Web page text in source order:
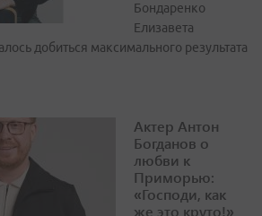
Бондаренко
Елизавета
добиться максимального результата
Актер Антон
Богданов о
любви к
Приморью:
«Господи, как
же это круто!»